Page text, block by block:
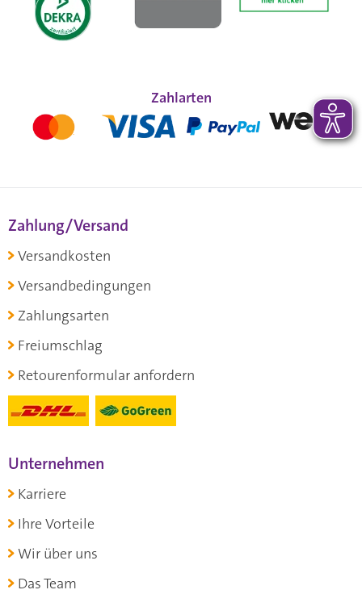
Zahlarten
Zahlung/Versand
Versandkosten
Versandbedingungen
Zahlungsarten
Freiumschlag
Retourenformular anfordern
Unternehmen
Karriere
Ihre Vorteile
Wir über uns
Das Team